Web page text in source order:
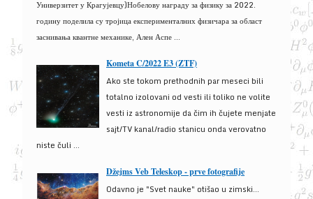
Универзитет у Крагујевцу)Нобелову награду за физику за 2022.
годину поделила су тројица експерименталних физичара за област
заснивања квантне механике, Ален Аспе ...
Kometa C/2022 E3 (ZTF)
Ako ste tokom prethodnih par meseci bili
totalno izolovani od vesti ili toliko ne volite
vesti iz astronomije da čim ih čujete menjate
sajt/TV kanal/radio stanicu onda verovatno
niste čuli ...
Džejms Veb Teleskop - prve fotografije
Odavno je "Svet nauke" otišao u zimski...